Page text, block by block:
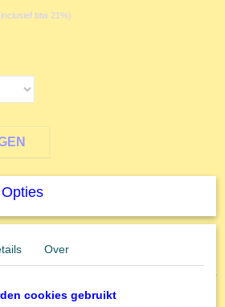
btw 21%)
door de verboden stad met meer
serie. Van sultans omringd door bling-
- deze puzzel heeft het allemaal. Neem
Over
cookies gebruikt